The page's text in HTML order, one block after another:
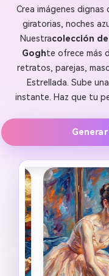
Crea imágenes
giratorias, noches
Nuestracolección
Goghte ofrece más
retratos, parejas,
Estrellada. Sube
instante. Haz que tu